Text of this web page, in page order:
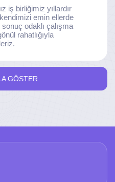
iş birliğimiz yıllardır
emin ellerde
odaklı çalışma
rahatlığıyla
GÖSTER